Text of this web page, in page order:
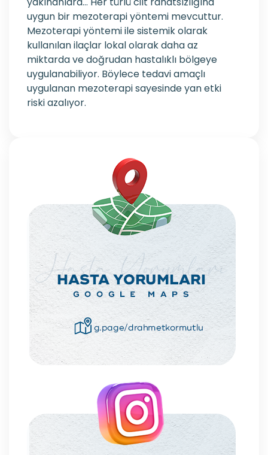
uygun bir mezoterapi yöntemi mevcuttur.
Mezoterapi yöntemi ile sistemik olarak
kullanılan ilaçlar lokal olarak daha az
miktarda ve doğrudan hastalıklı bölgeye
uygulanabiliyor. Böylece tedavi amaçlı
uygulanan mezoterapi sayesinde yan etki
riski azalıyor.